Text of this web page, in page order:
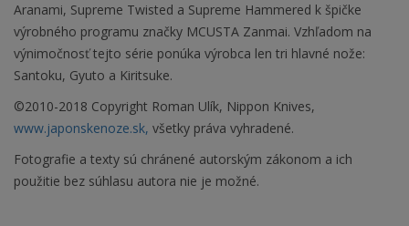
Aranami, Supreme Twisted a Supreme Hammered k špičke
výrobného programu značky MCUSTA Zanmai. Vzhľadom na
výnimočnosť tejto série ponúka výrobca len tri hlavné nože:
Santoku, Gyuto a Kiritsuke.
©2010-2018 Copyright Roman Ulík, Nippon Knives,
www.japonskenoze.sk, všetky práva vyhradené.
Fotografie a texty sú chránené autorským zákonom a ich
použitie bez súhlasu autora nie je možné.